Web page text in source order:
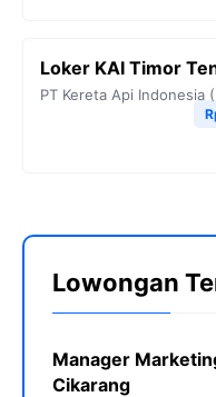
Loker KAI Timor
PT Kereta Api Indonesia
Lowongan
Manager
Cikarang